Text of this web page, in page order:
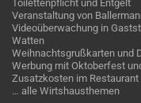
Toilettenpflicht und Entgelt
Veranstaltung von
Videoüberwachung in
Watten
Weihnachtsgrußkarten und
Werbung mit Oktoberfest
Zusatzkosten im Restaurant
… alle Wirtshausthemen